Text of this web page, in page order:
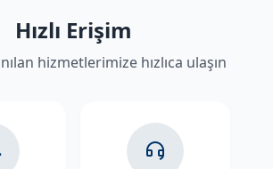
Hızlı Erişim
hizmetlerimize hızlıca ulaşın